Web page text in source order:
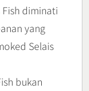
diminati
yang
Selais
bukan